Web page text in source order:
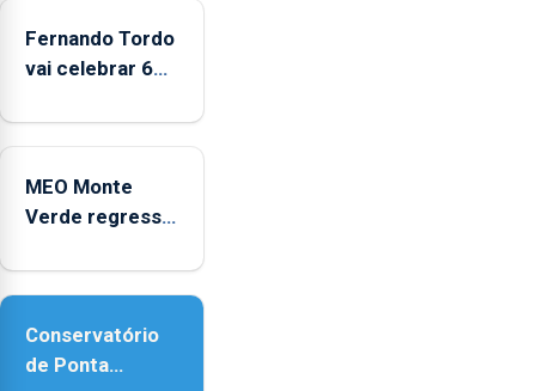
Fernando Tordo
vai celebrar 60
no Coliseu
MEO Monte
Verde regressa
acessibilidade
Conservatório
de Ponta